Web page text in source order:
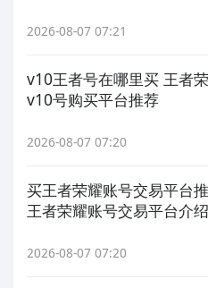
2026-08-07 07:21
v10王者号在哪里买 王者
v10号购买平台推荐
2026-08-07 07:20
买王者荣耀账号交易平台
王者荣耀账号交易平台介绍
2026-08-07 07:20